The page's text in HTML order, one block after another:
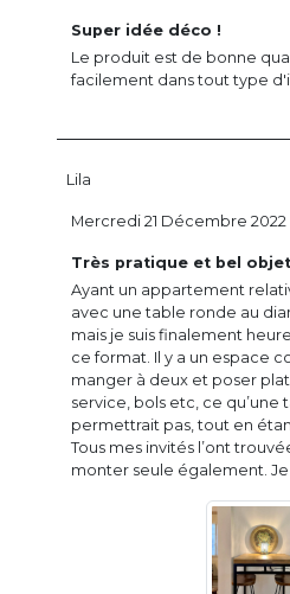
Super idée déco !
Le produit est de bonne
facilement dans tout type
Lila
Très pratique et bel objet
Ayant un appartement
avec une table ronde au
mais je suis finalement
ce format. Il y a un espace
manger à deux et poser
service, bols etc, ce qu’une
permettrait pas, tout en
Tous mes invités l’ont
monter seule également.
Mercredi 21 Décembre 2022